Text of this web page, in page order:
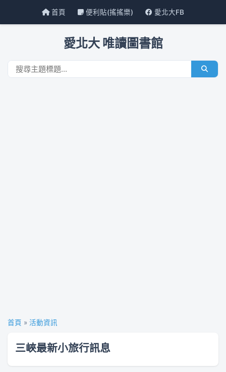
首頁 便利貼(搖搖樂) 愛北大FB
愛北大 唯讀圖書館
首頁 » 活動資訊
三峽最新小旅行訊息